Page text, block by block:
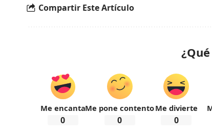
Compartir Este Artículo
Me encanta
0
Me pone contento
0
Me divierte
0